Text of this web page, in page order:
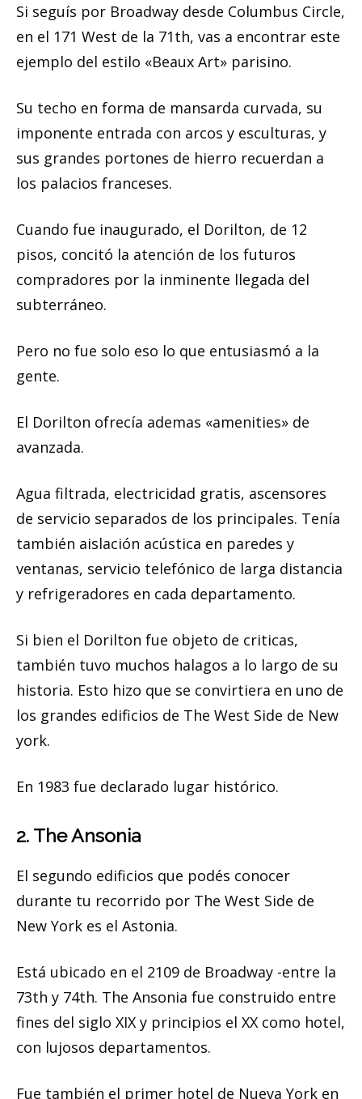
Si seguís por Broadway desde Columbus Circle,
en el 171 West de la 71th, vas a encontrar este
ejemplo del estilo «Beaux Art» parisino.
Su techo en forma de mansarda curvada, su
imponente entrada con arcos y esculturas, y
sus grandes portones de hierro recuerdan a
los palacios franceses.
Cuando fue inaugurado, el Dorilton, de 12
pisos, concitó la atención de los futuros
compradores por la inminente llegada del
subterráneo.
Pero no fue solo eso lo que entusiasmó a la
gente.
El Dorilton ofrecía ademas «amenities» de
avanzada.
Agua filtrada, electricidad gratis, ascensores
de servicio separados de los principales. Tenía
también aislación acústica en paredes y
ventanas, servicio telefónico de larga distancia
y refrigeradores en cada departamento.
Si bien el Dorilton fue objeto de criticas,
también tuvo muchos halagos a lo largo de su
historia. Esto hizo que se convirtiera en uno de
los grandes edificios de The West Side de New
york.
En 1983 fue declarado lugar histórico.
2. The Ansonia
El segundo edificios que podés conocer
durante tu recorrido por The West Side de
New York es el Astonia.
Está ubicado en el 2109 de Broadway -entre la
73th y 74th. The Ansonia fue construido entre
fines del siglo XIX y principios el XX como hotel,
con lujosos departamentos.
Fue también el primer hotel de Nueva York en